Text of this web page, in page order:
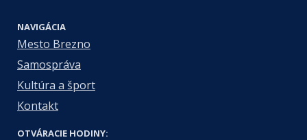
NAVIGÁCIA
Mesto Brezno
Samospráva
Kultúra a šport
Kontakt
OTVÁRACIE HODINY: